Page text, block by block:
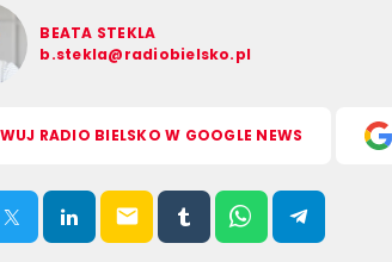
BEATA STEKLA
b.stekla@radiobielsko.pl
RADIO BIELSKO W GOOGLE NEWS
email